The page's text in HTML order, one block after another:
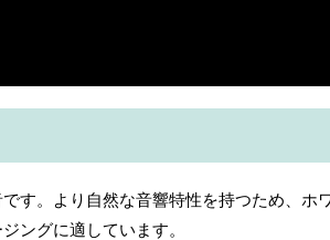
す。より自然な音響特性を持つため、ホ
ングに適しています。